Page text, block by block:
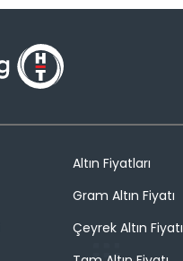
Altın Fiyatları
Gram Altın Fiyatı
Çeyrek Altın Fiyatı